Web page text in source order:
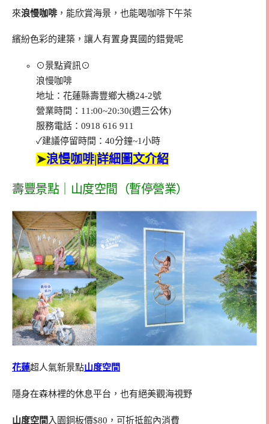
來浪慢咖啡 ，能欣賞海景，也能喝咖啡下午茶
繽紛色彩的建築，讓人有置身異國的錯覺呢
⊙景點資訊⊙
浪慢咖啡
地址：花蓮縣壽豐鄉大橋24-2號
營業時間：11:00~20:30(週三公休)
服務電話：0918 616 911
✓建議停留時間：40分鐘~1小時
➤浪慢咖啡|詳細圖文介紹
壽豐景點｜山度空間（暫停營業）
花蓮超人氣新景點山度空間
隱身在森林裡的休息平台，也有絕美觀海視野
山度空間 入園銅板價$80，可折抵館內消費